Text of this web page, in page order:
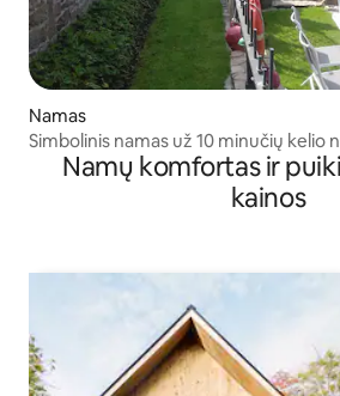
Namas
Simbolinis namas už 10 minučių kelio
Namų komfortas ir
kainos